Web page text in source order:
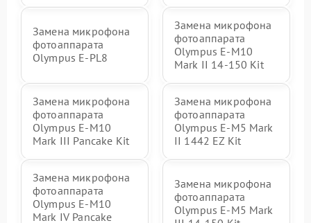
Замена микрофона
фотоаппарата
Olympus E-PL8
Замена микрофона
фотоаппарата
Olympus E‑M10
Mark II 14-150 Kit
Замена микрофона
фотоаппарата
Olympus E-M10
Mark III Pancake Kit
Замена микрофона
фотоаппарата
Olympus E‑M5 Mark
II 1442 EZ Kit
Замена микрофона
фотоаппарата
Olympus E-M10
Mark IV Pancake
Замена микрофона
фотоаппарата
Olympus E‑M5 Mark